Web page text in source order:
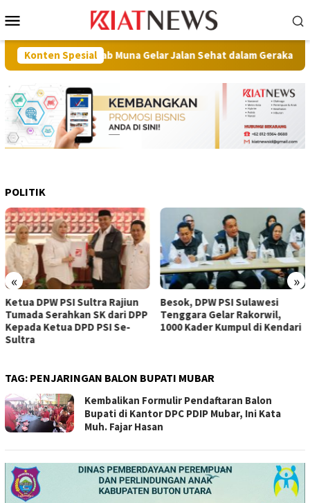
ke
Mobile
Konten Spesial
Pemkab Muna Gelar Jalan Sehat dalam Gerakan Muna Makan
POLITIK
« »
Ketua DPW PSI Sultra Rajiun
Tumada Serahkan SK dari DPP
Kepada Ketua DPD PSI Se-
Sultra
Besok, DPW PSI Sulawesi
Tenggara Gelar Rakorwil,
1000 Kader Kumpul di Kendari
TAG: PENJARINGAN BALON BUPATI MUBAR
Kembalikan Formulir Pendaftaran Balon
Bupati di Kantor DPC PDIP Mubar, Ini Kata
Muh. Fajar Hasan